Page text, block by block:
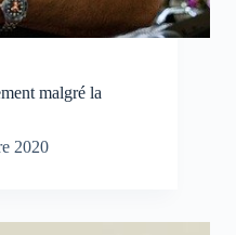
malgré la
2020